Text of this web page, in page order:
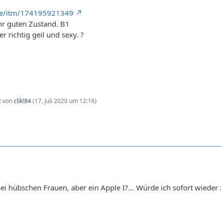
itm/174195921349
guten Zustand. B1
richtig geil und sexy. ?
vonclik!84(17. Juli 2020 um 12:16)
hübschen Frauen, aber ein Apple I?... Würde ich sofort